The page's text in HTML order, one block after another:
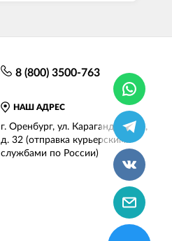
НАШ АДРЕС
г. Оренбург, ул. Карагандинская,
д. 32 (отправка курьерскими
службами по России)
8 (800) 3500-763